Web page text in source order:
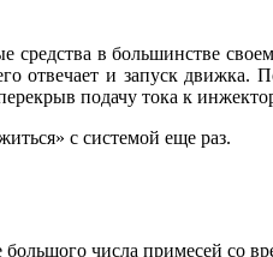
средства в большинстве
отвечает и запуск движка.
подачу тока к
с системой еще раз.
числа примесей со